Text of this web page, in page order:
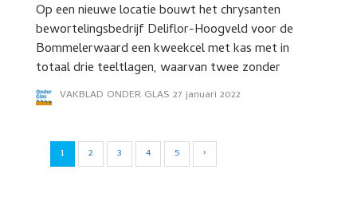
Op een nieuwe locatie bouwt het chrysanten
bewortelingsbedrijf Deliflor-Hoogveld voor de
Bommelerwaard een kweekcel met kas met in
totaal drie teeltlagen, waarvan twee zonder
VAKBLAD ONDER GLAS 27 januari 2022
1 2 3 4 5 ›